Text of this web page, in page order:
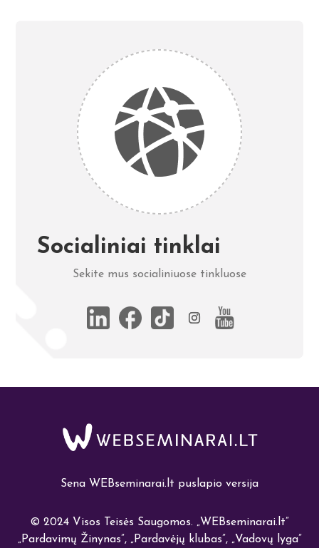
Socialiniai tinklai
Sekite mus socialiniuose tinkluose
Sena WEBseminarai.lt puslapio versija
© 2024 Visos Teisės Saugomos. „WEBseminarai.lt”
„Pardavimų Žinynas”, „Pardavėjų klubas”, „Vadovų lyga”